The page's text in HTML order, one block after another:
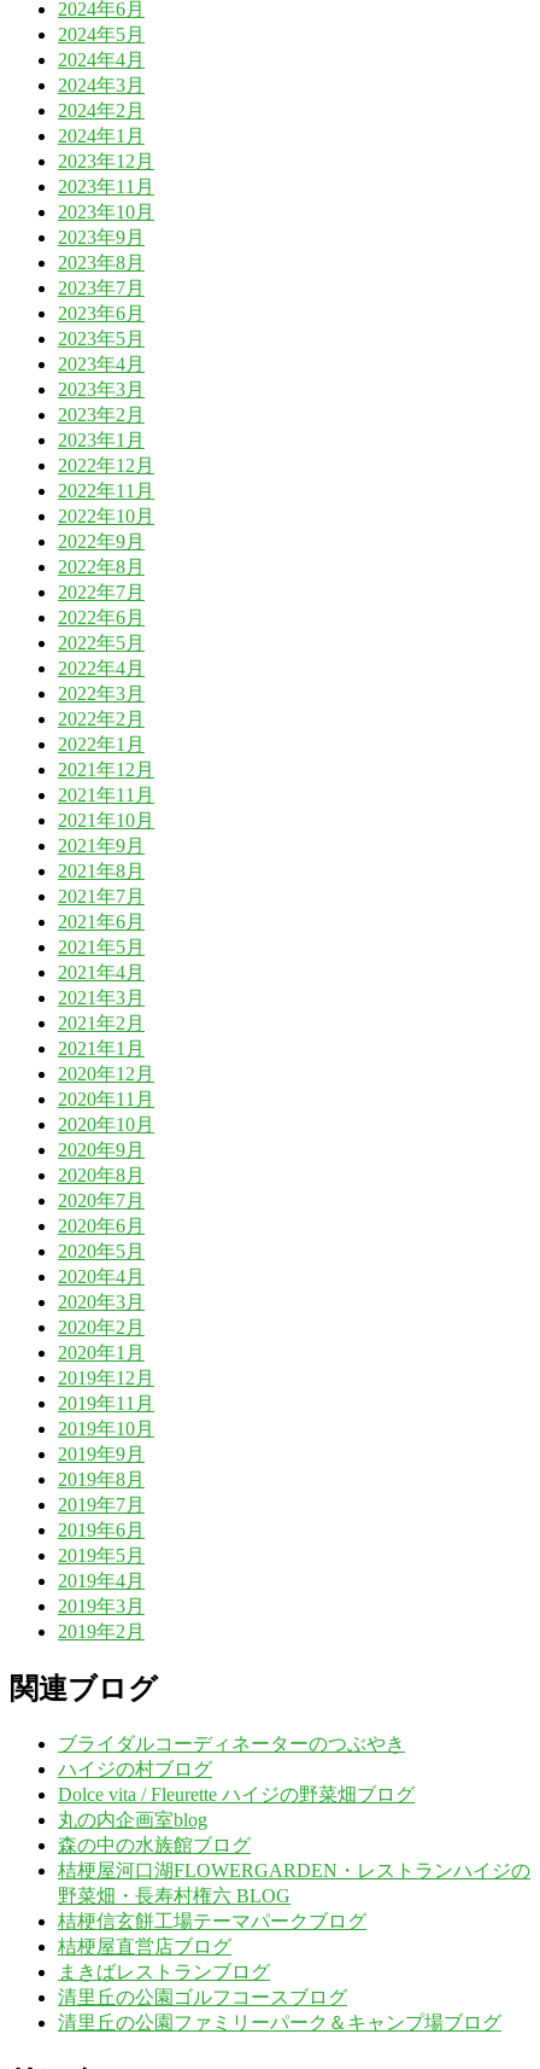
2024年6月
2024年5月
2024年4月
2024年3月
2024年2月
2024年1月
2023年12月
2023年11月
2023年10月
2023年9月
2023年8月
2023年7月
2023年6月
2023年5月
2023年4月
2023年3月
2023年2月
2023年1月
2022年12月
2022年11月
2022年10月
2022年9月
2022年8月
2022年7月
2022年6月
2022年5月
2022年4月
2022年3月
2022年2月
2022年1月
2021年12月
2021年11月
2021年10月
2021年9月
2021年8月
2021年7月
2021年6月
2021年5月
2021年4月
2021年3月
2021年2月
2021年1月
2020年12月
2020年11月
2020年10月
2020年9月
2020年8月
2020年7月
2020年6月
2020年5月
2020年4月
2020年3月
2020年2月
2020年1月
2019年12月
2019年11月
2019年10月
2019年9月
2019年8月
2019年7月
2019年6月
2019年5月
2019年4月
2019年3月
2019年2月
関連ブログ
ブライダルコーディネーターのつぶやき
ハイジの村ブログ
Dolce vita / Fleurette ハイジの野菜畑ブログ
丸の内企画室blog
森の中の水族館ブログ
桔梗屋河口湖FLOWERGARDEN・レストランハイジの
野菜畑・長寿村権六 BLOG
桔梗信玄餅工場テーマパークブログ
桔梗屋直営店ブログ
まきばレストランブログ
清里丘の公園ゴルフコースブログ
清里丘の公園ファミリーパーク＆キャンプ場ブログ